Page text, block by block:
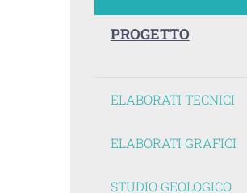
PROGETTO
ELABORATI TECNICI
ELABORATI GRAFICI
STUDIO GEOLOGICO